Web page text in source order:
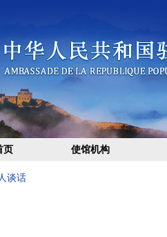
页 使馆机构
谈话